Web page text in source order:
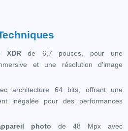
XDR de 6,7 pouces, pour une
et une résolution d'image
architecture 64 bits, offrant une
inégalée pour des performances
photo de 48 Mpx avec